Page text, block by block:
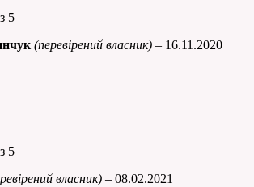
з 5
(перевірений власник) – 16.11.2020
з 5
власник) – 08.02.2021